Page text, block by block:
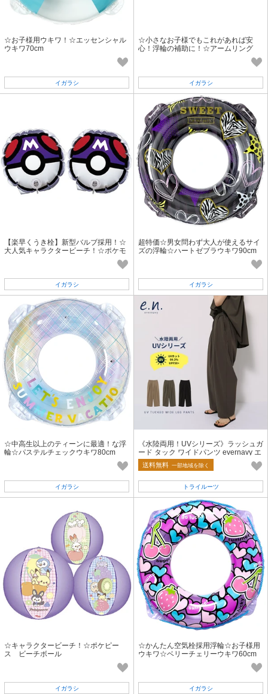
☆お子様用ウキワ！☆エッセンシャル
ウキワ70cm
イガラシ
☆小さなお子様でもこれがあれば安
心！浮輪の補助に！☆アームリング
イガラシ
【楽早くうき栓】新型バルブ採用！☆
大人気キャラクタービーチ！☆ポケモ
イガラシ
超特価☆男女問わず大人が使えるサイ
ズの浮輪☆ハートゼブラウキワ90cm
イガラシ
☆中高生以上のティーンに最適！な浮
輪☆パステルチェックウキワ80cm
イガラシ
《水陸両用！UVシリーズ》ラッシュガ
ード タック ワイドパンツ evernavy エ
バーネイビー
送料無料 一部地域を除く
トライルーツ
☆キャラクタービーチ！☆ポケピー
ス ビーチボール
イガラシ
☆かんたん空気栓採用浮輪☆お子様用
ウキワ☆ベリーチェリーウキワ60cm
イガラシ